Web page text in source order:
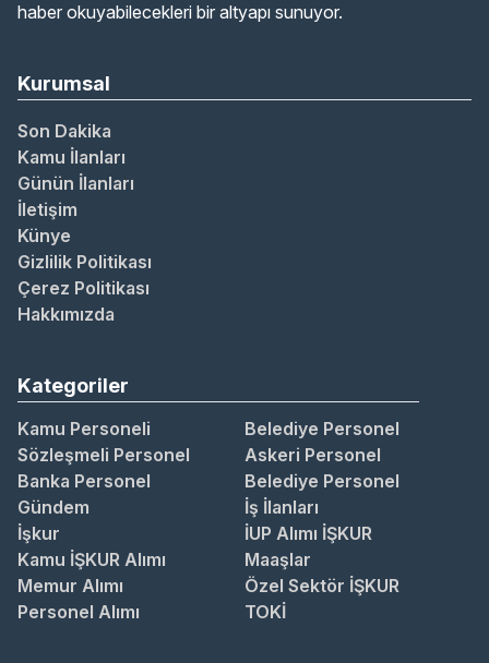
haber okuyabilecekleri bir altyapı sunuyor.
Kurumsal
Son Dakika
Kamu İlanları
Günün İlanları
İletişim
Künye
Gizlilik Politikası
Çerez Politikası
Hakkımızda
Kategoriler
Kamu Personeli
Belediye Personel
Sözleşmeli Personel
Askeri Personel
Banka Personel
Belediye Personel
Gündem
İş İlanları
İşkur
İUP Alımı İŞKUR
Kamu İŞKUR Alımı
Maaşlar
Memur Alımı
Özel Sektör İŞKUR
Personel Alımı
TOKİ